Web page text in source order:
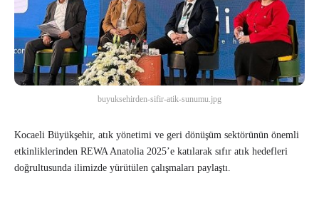
buyuksehirden-sifir-atik-sunumu.jpg
Kocaeli Büyükşehir, atık yönetimi ve geri dönüşüm sektörünün önemli
etkinliklerinden REWA Anatolia 2025’e katılarak sıfır atık hedefleri
doğrultusunda ilimizde yürütülen çalışmaları paylaştı.